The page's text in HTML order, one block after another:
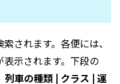
されます。各便には、
示されます。下段の
列車の種類 | クラス | 運